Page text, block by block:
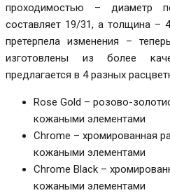
проходимостью – диаметр
составляет 19/31, а толщина –
претерпела изменения –
изготовлены из более
предлагается в 4 разных
Rose Gold – розово-
кожаными элементами
Chrome – хромированная
кожаными элементами
Chrome Black –
кожаными элементами